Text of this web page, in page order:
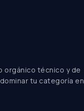
orgánico técnico y de
tu categoría en